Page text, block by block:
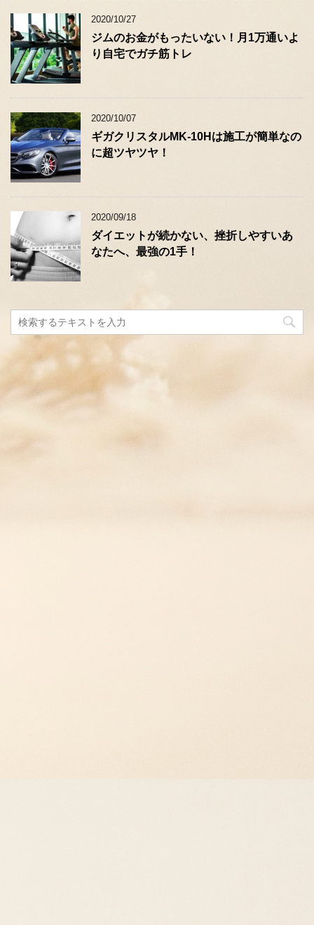
2020/10/27
ジムのお金がもったいない！月1万通いよ
り自宅でガチ筋トレ
2020/10/07
ギガクリスタルMK-10Hは施工が簡単なの
に超ツヤツヤ！
2020/09/18
ダイエットが続かない、挫折しやすいあ
なたへ、最強の1手！